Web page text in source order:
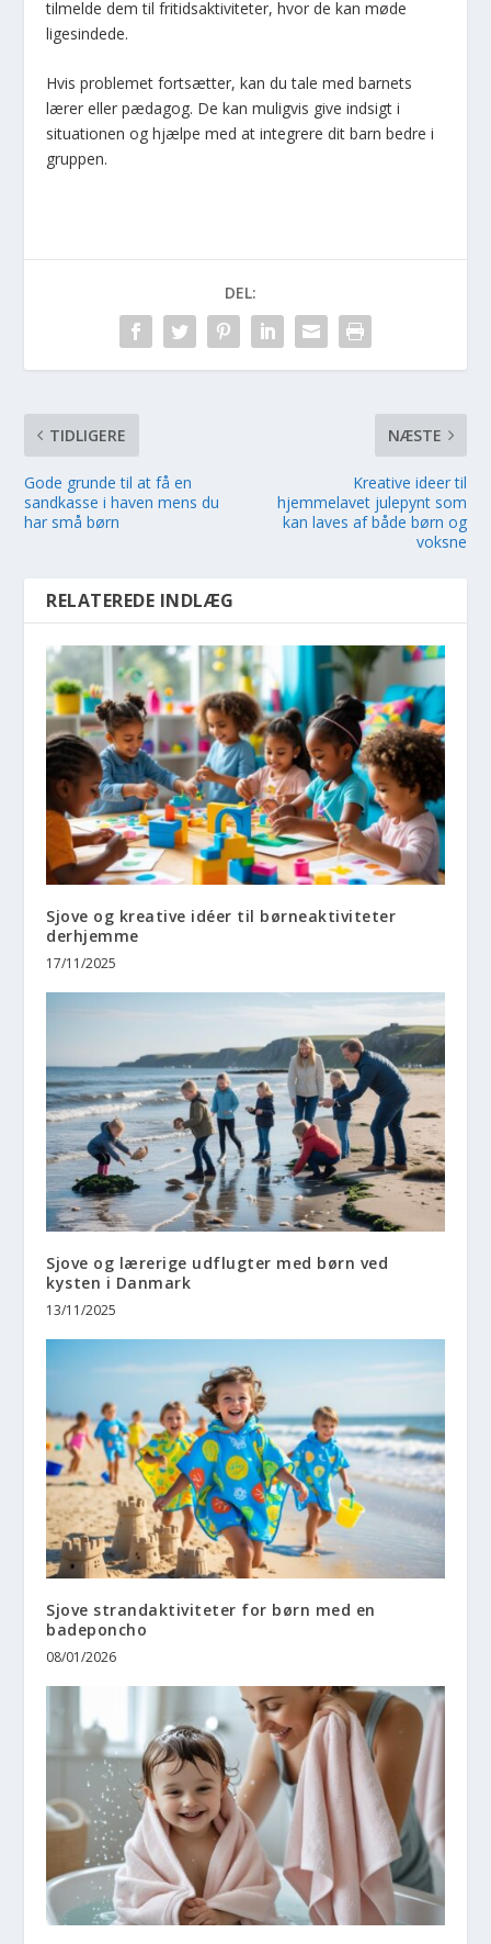
tilmelde dem til fritidsaktiviteter, hvor de kan møde
ligesindede.
Hvis problemet fortsætter, kan du tale med barnets
lærer eller pædagog. De kan muligvis give indsigt i
situationen og hjælpe med at integrere dit barn bedre i
gruppen.
DEL:
TIDLIGERE
Gode grunde til at få en
sandkasse i haven mens du
har små børn
NÆSTE
Kreative ideer til
hjemmelavet julepynt som
kan laves af både børn og
voksne
RELATEREDE INDLÆG
Sjove og kreative idéer til børneaktiviteter
derhjemme
17/11/2025
Sjove og lærerige udflugter med børn ved
kysten i Danmark
13/11/2025
Sjove strandaktiviteter for børn med en
badeponcho
08/01/2026